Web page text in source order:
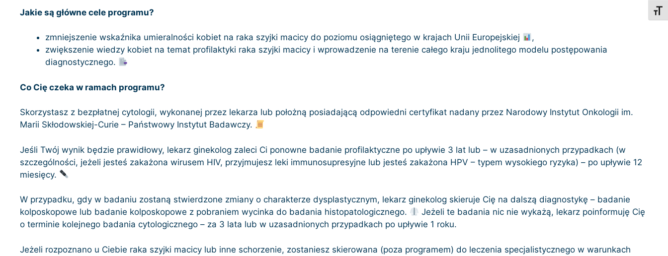
Jakie są główne cele programu?
zmniejszenie wskaźnika umieralności kobiet na raka szyjki macicy do poziomu osiągniętego w krajach Unii Europejskiej
,
zwiększenie wiedzy kobiet na temat profilaktyki raka szyjki macicy i wprowadzenie na terenie całego kraju jednolitego modelu postępowania
diagnostycznego.
Co Cię czeka w ramach programu?
Skorzystasz z bezpłatnej cytologii, wykonanej przez lekarza lub położną posiadającą odpowiedni certyfikat nadany przez Narodowy Instytut Onkologii im.
Marii Skłodowskiej-Curie – Państwowy Instytut Badawczy.
Jeśli Twój wynik będzie prawidłowy, lekarz ginekolog zaleci Ci ponowne badanie profilaktyczne po upływie 3 lat lub – w uzasadnionych przypadkach (w
szczególności, jeżeli jesteś zakażona wirusem HIV, przyjmujesz leki immunosupresyjne lub jesteś zakażona HPV – typem wysokiego ryzyka) – po upływie 12
miesięcy.
W przypadku, gdy w badaniu zostaną stwierdzone zmiany o charakterze dysplastycznym, lekarz ginekolog skieruje Cię na dalszą diagnostykę – badanie
kolposkopowe lub badanie kolposkopowe z pobraniem wycinka do badania histopatologicznego.
Jeżeli te badania nic nie wykażą, lekarz poinformuję Cię
o terminie kolejnego badania cytologicznego – za 3 lata lub w uzasadnionych przypadkach po upływie 1 roku.
Jeżeli rozpoznano u Ciebie raka szyjki macicy lub inne schorzenie, zostaniesz skierowana (poza programem) do leczenia specjalistycznego w warunkach